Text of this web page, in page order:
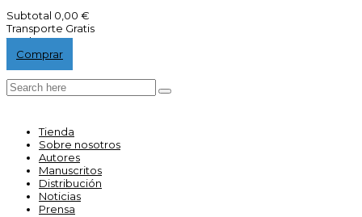
Subtotal 0,00 €
Transporte Gratis
Total0,00 €
Comprar
Tienda
Sobre nosotros
Autores
Manuscritos
Distribución
Noticias
Prensa